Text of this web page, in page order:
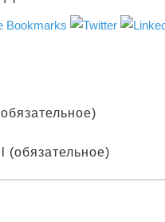
(обязательное)